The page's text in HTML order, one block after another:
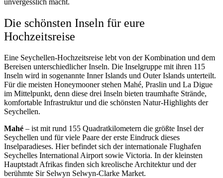
Die schönsten Inseln für eure
Hochzeitsreise
Eine Seychellen-Hochzeitsreise lebt von der Kombination und dem
Bereisen unterschiedlicher Inseln. Die Inselgruppe mit ihren 115
Inseln wird in sogenannte Inner Islands und Outer Islands unterteilt.
Für die meisten Honeymooner stehen Mahé, Praslin und La Digue
im Mittelpunkt, denn diese drei Inseln bieten traumhafte Strände,
komfortable Infrastruktur und die schönsten Natur-Highlights der
Seychellen.
Mahé – ist mit rund 155 Quadratkilometern die größte Insel der
Seychellen und für viele Paare der erste Eindruck dieses
Inselparadieses. Hier befindet sich der internationale Flughafen
Seychelles International Airport sowie Victoria. In derkleinsten
Hauptstadt Afrikas finden sich kreolische Architektur und der
berühmte Sir Selwyn Selwyn-Clarke Market.